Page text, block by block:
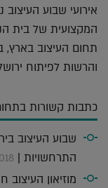
אירועי שבוע
המקצועית של בית
תחום העיצוב בארץ,
והרשות לפיתוח
כתבות קשורות
שבוע העיצוב
התרחשויות |
מוזיאון